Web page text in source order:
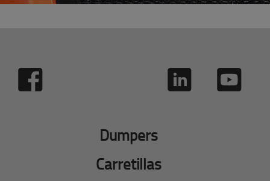
Dumpers
Carretillas